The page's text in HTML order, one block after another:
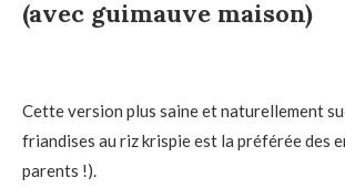
(avec guimauve maison)
Cette version plus saine et naturellement
friandises au riz krispie est la préférée des
parents !).